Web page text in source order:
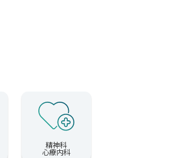
精神科
心療内科